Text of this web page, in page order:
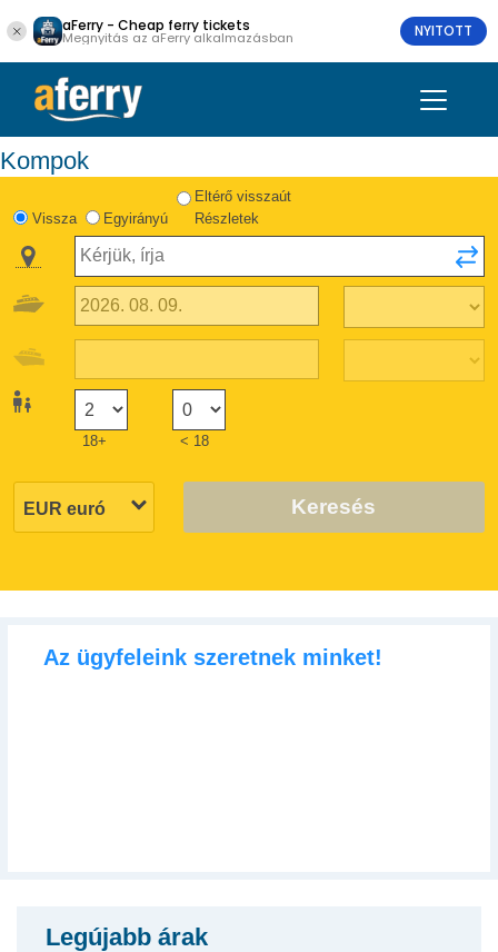
aFerry - Cheap ferry tickets
Megnyitás az aFerry alkalmazásban NYITOTT
Kompok
Vissza Egyirányú
Eltérő visszaút
Részletek
18+ < 18
Keresés
Az ügyfeleink szeretnek minket!
Legújabb árak